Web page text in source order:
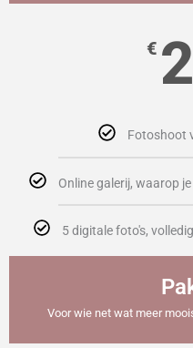
€
Fotoshoot
Online galerij, waarop
5 digitale foto's,
Voor wie net wat meer